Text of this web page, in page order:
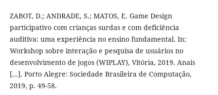
ZABOT, D.; ANDRADE, S.; MATOS, E. Game Design
participativo com crianças surdas e com deficiência
auditiva: uma experiência no ensino fundamental. In:
Workshop sobre interação e pesquisa de usuários no
desenvolvimento de jogos (WIPLAY), Vitória, 2019. Anais
[...]. Porto Alegre: Sociedade Brasileira de Computação,
2019, p. 49-58.